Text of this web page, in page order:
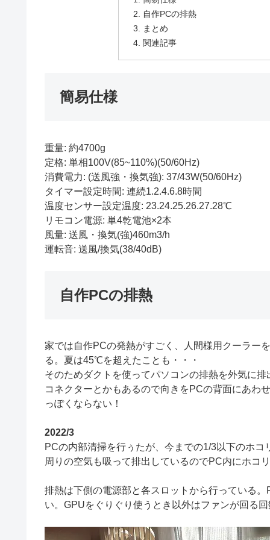
自作PCの排熱
まとめ
関連記事
簡易仕様
重量: 約4700g
定格: 単相100V(85~110%)(50/60Hz)
消費電力: (送風強・換気強): 37/43W(50/60Hz)
タイマー設定時間: 連続1.2.4.6.8時間
温度センサー設定温度: 23.24.25.26.27.28℃
リモコン電源: 単4乾電池×2本
風量: 送風・換気(強)460m3/h
運転音: 送風/換気(38/40dB)
自作PCの排熱
家では自作PCの発熱がすごく、人間様用クーラー
る。夏は45℃を超えたことも・・・
そのためダクトを使ってパソコンの排熱を外気に
コネクターとかもあるので向きをPCの背面にあわ
っぽくならない！
2022/3
PCの内部清掃を行ぅたが、今までの1/3以下のホコ
周りの空気も吸って排出しているのでPC内にホコ
排熱は下側の電源部と各スロットから行っている
い。GPUをぐりぐり使うとき以外はファンが回る